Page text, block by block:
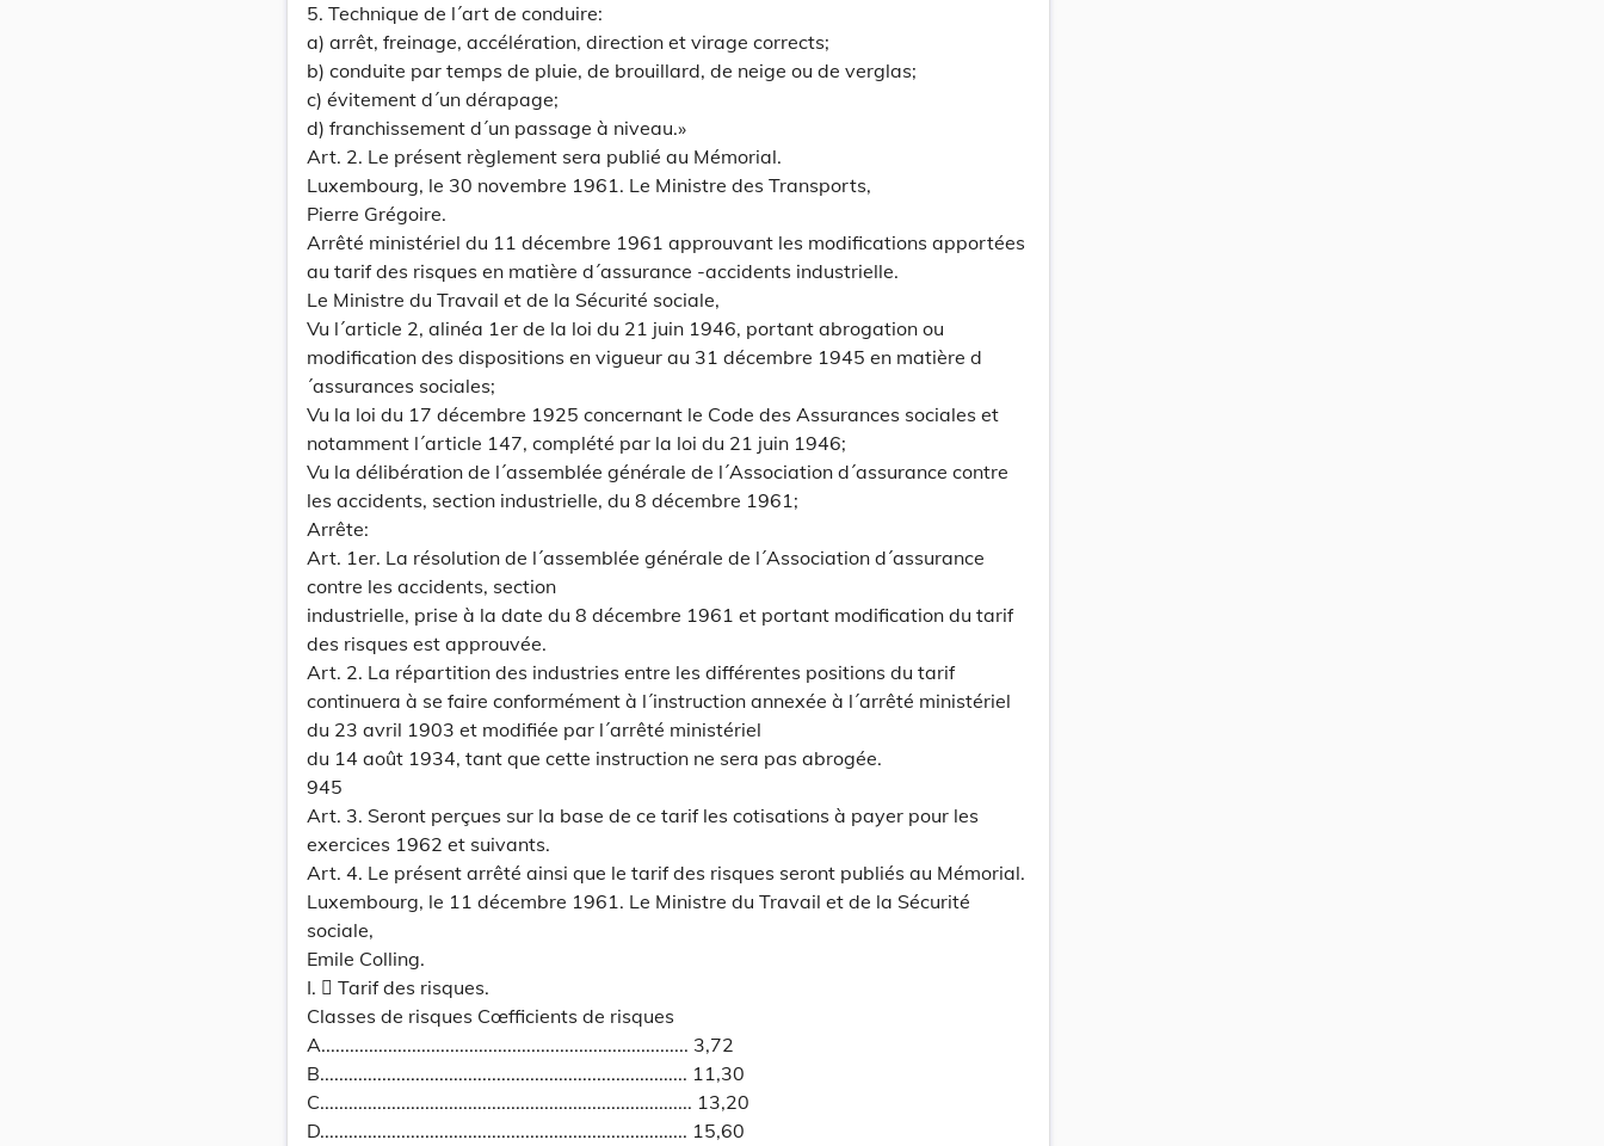
5. Technique de l´art de conduire:
a) arrêt, freinage, accélération, direction et virage corrects;
b) conduite par temps de pluie, de brouillard, de neige ou de verglas;
c) évitement d´un dérapage;
d) franchissement d´un passage à niveau.»
Art. 2. Le présent règlement sera publié au Mémorial.
Luxembourg, le 30 novembre 1961. Le Ministre des Transports,
Pierre Grégoire.
Arrêté ministériel du 11 décembre 1961 approuvant les modifications apportées
au tarif des risques en matière d´assurance -accidents industrielle.
Le Ministre du Travail et de la Sécurité sociale,
Vu l´article 2, alinéa 1er de la loi du 21 juin 1946, portant abrogation ou
modification des dispositions en vigueur au 31 décembre 1945 en matière d
´assurances sociales;
Vu la loi du 17 décembre 1925 concernant le Code des Assurances sociales et
notamment l´article 147, complété par la loi du 21 juin 1946;
Vu la délibération de l´assemblée générale de l´Association d´assurance contre
les accidents, section industrielle, du 8 décembre 1961;
Arrête:
Art. 1er. La résolution de l´assemblée générale de l´Association d´assurance
contre les accidents, section
industrielle, prise à la date du 8 décembre 1961 et portant modification du tarif
des risques est approuvée.
Art. 2. La répartition des industries entre les différentes positions du tarif
continuera à se faire conformément à l´instruction annexée à l´arrêté ministériel
du 23 avril 1903 et modifiée par l´arrêté ministériel
du 14 août 1934, tant que cette instruction ne sera pas abrogée.
945
Art. 3. Seront perçues sur la base de ce tarif les cotisations à payer pour les
exercices 1962 et suivants.
Art. 4. Le présent arrêté ainsi que le tarif des risques seront publiés au Mémorial.
Luxembourg, le 11 décembre 1961. Le Ministre du Travail et de la Sécurité
sociale,
Emile Colling.
I.  Tarif des risques.
Classes de risques Cœfficients de risques
A............................................................................. 3,72
B............................................................................. 11,30
C.............................................................................. 13,20
D............................................................................. 15,60